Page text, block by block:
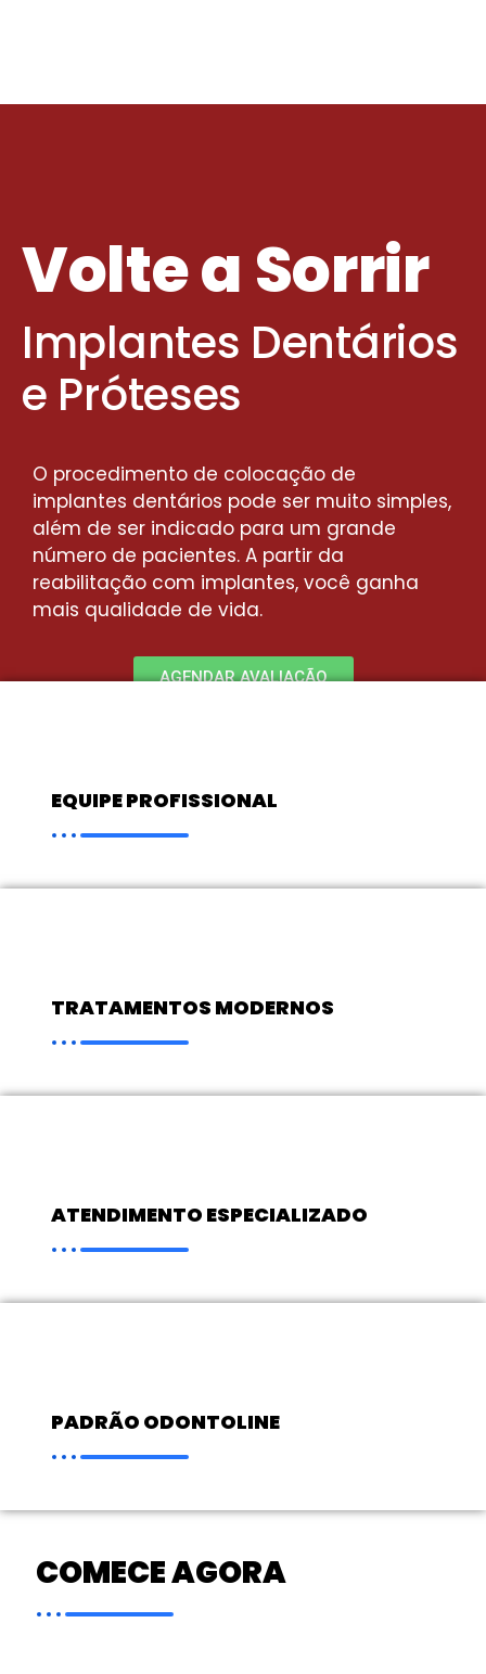
Volte a Sorrir
Implantes Dentários
e Próteses
O procedimento de colocação de
implantes dentários pode ser muito simples,
além de ser indicado para um grande
número de pacientes. A partir da
reabilitação com implantes, você ganha
mais qualidade de vida.
AGENDAR AVALIAÇÃO
EQUIPE PROFISSIONAL
TRATAMENTOS MODERNOS
ATENDIMENTO ESPECIALIZADO
PADRÃO ODONTOLINE
COMECE AGORA